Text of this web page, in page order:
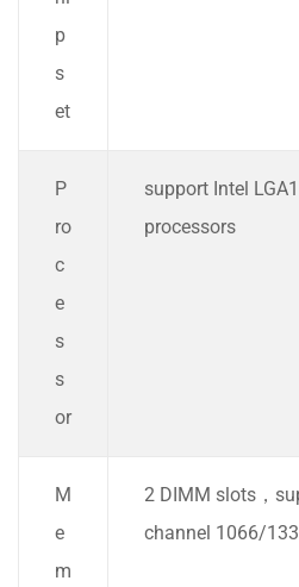
p
s
et
P
ro
c
e
s
s
or
support Intel
processors
M
e
m
2 DIMM slots，
channel 1066/